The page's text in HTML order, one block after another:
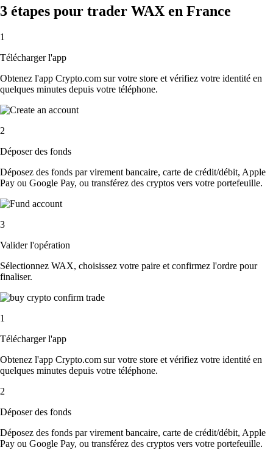
3 étapes pour trader WAX en France
1
Télécharger l'app
Obtenez l'app Crypto.com sur votre store et vérifiez votre identité en
quelques minutes depuis votre téléphone.
2
Déposer des fonds
Déposez des fonds par virement bancaire, carte de crédit/débit, Apple
Pay ou Google Pay, ou transférez des cryptos vers votre portefeuille.
3
Valider l'opération
Sélectionnez WAX, choisissez votre paire et confirmez l'ordre pour
finaliser.
1
Télécharger l'app
Obtenez l'app Crypto.com sur votre store et vérifiez votre identité en
quelques minutes depuis votre téléphone.
2
Déposer des fonds
Déposez des fonds par virement bancaire, carte de crédit/débit, Apple
Pay ou Google Pay, ou transférez des cryptos vers votre portefeuille.